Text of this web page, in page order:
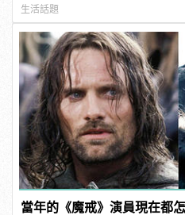
生活話題
當年的《魔戒》演員現在都